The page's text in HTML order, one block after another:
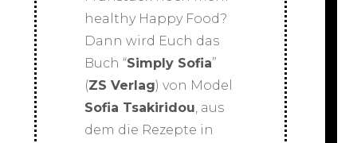
healthy Happy Food?
Dann wird Euch das
Buch “Simply Sofia”
(ZS Verlag) von Model
Sofia Tsakiridou , aus
dem die Rezepte in